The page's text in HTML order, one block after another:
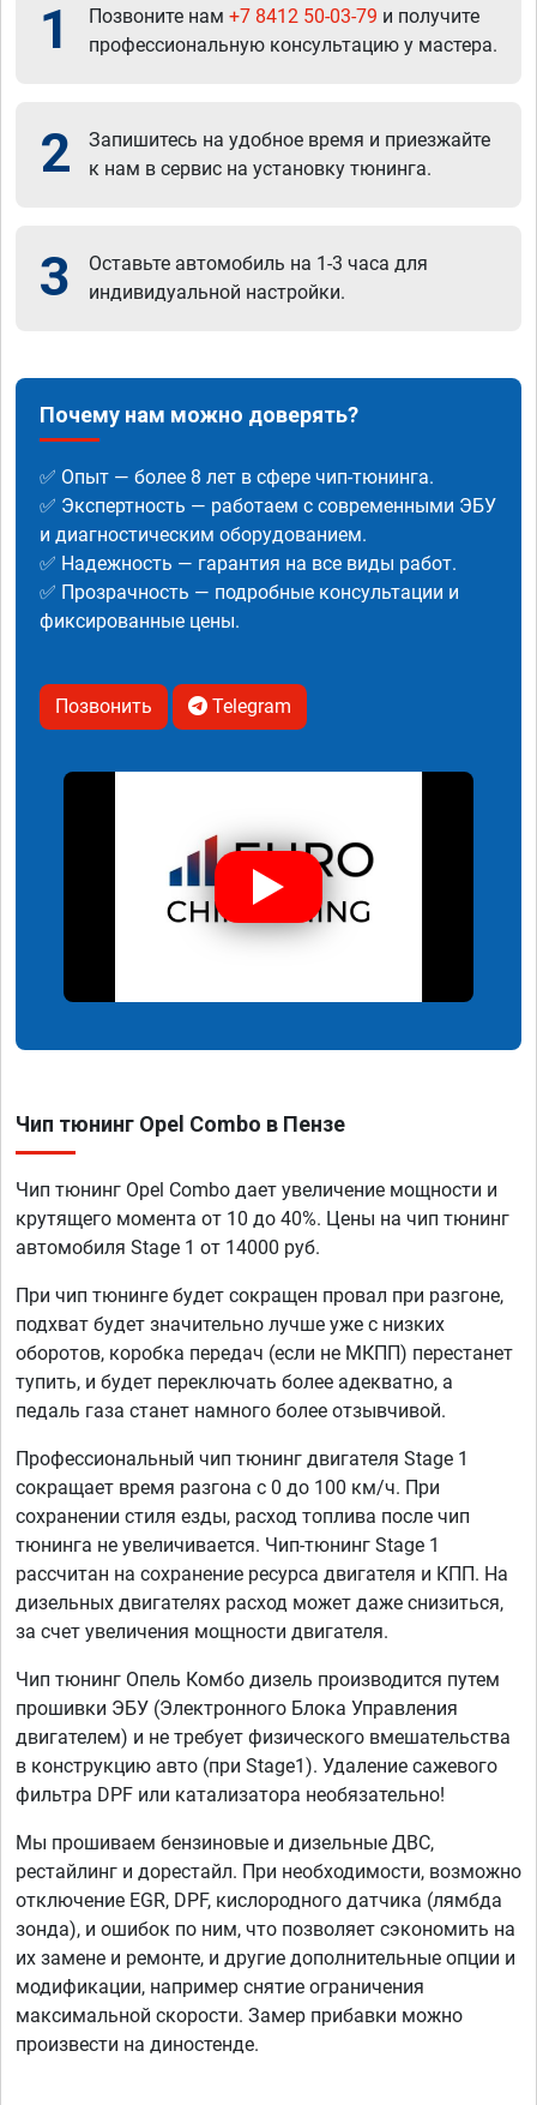
1 Позвоните нам +7 8412 50-03-79 и получите
профессиональную консультацию у мастера.
2
Запишитесь на удобное время и приезжайте
к нам в сервис на установку тюнинга.
3
Оставьте автомобиль на 1-3 часа для
индивидуальной настройки.
Почему нам можно доверять?
✅ Опыт — более 8 лет в сфере чип-тюнинга.
✅ Экспертность — работаем с современными ЭБУ
и диагностическим оборудованием.
✅ Надежность — гарантия на все виды работ.
✅ Прозрачность — подробные консультации и
фиксированные цены.
Позвонить Telegram
Чип тюнинг Opel Combo в Пензе
Чип тюнинг Opel Combo дает увеличение мощности и
крутящего момента от 10 до 40%. Цены на чип тюнинг
автомобиля Stage 1 от 14000 руб.
При чип тюнинге будет сокращен провал при разгоне,
подхват будет значительно лучше уже с низких
оборотов, коробка передач (если не МКПП) перестанет
тупить, и будет переключать более адекватно, а
педаль газа станет намного более отзывчивой.
Профессиональный чип тюнинг двигателя Stage 1
сокращает время разгона с 0 до 100 км/ч. При
сохранении стиля езды, расход топлива после чип
тюнинга не увеличивается. Чип-тюнинг Stage 1
рассчитан на сохранение ресурса двигателя и КПП. На
дизельных двигателях расход может даже снизиться,
за счет увеличения мощности двигателя.
Чип тюнинг Опель Комбо дизель производится путем
прошивки ЭБУ (Электронного Блока Управления
двигателем) и не требует физического вмешательства
в конструкцию авто (при Stage1). Удаление сажевого
фильтра DPF или катализатора необязательно!
Мы прошиваем бензиновые и дизельные ДВС,
рестайлинг и дорестайл. При необходимости, возможно
отключение EGR, DPF, кислородного датчика (лямбда
зонда), и ошибок по ним, что позволяет сэкономить на
их замене и ремонте, и другие дополнительные опции и
модификации, например снятие ограничения
максимальной скорости. Замер прибавки можно
произвести на диностенде.